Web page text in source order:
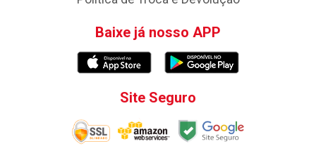
Baixe já nosso APP
Site Seguro